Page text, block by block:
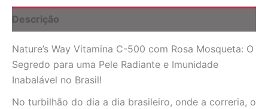
Cápsulas
-
e
Pele
Radiante
quantidade
Descrição
Nature’s Way Vitamina C-500 com Rosa Mosqueta: O
Segredo para uma Pele Radiante e Imunidade
Inabalável no Brasil!
No turbilhão do dia a dia brasileiro, onde a correria, o